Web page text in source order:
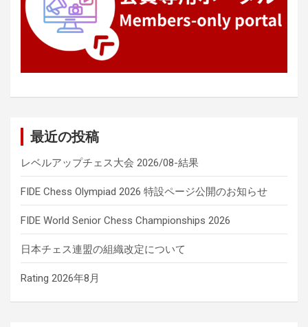
最近の投稿
レベルアップチェス大会 2026/08-結果
FIDE Chess Olympiad 2026 特設ページ公開のお知らせ
FIDE World Senior Chess Championships 2026
日本チェス連盟の組織改定について
Rating 2026年8月